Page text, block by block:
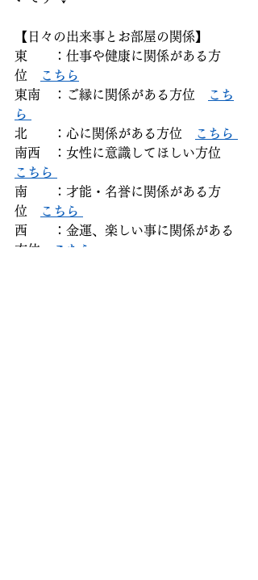
【日々の出来事とお部屋の関係】
東　　：仕事や健康に関係がある方
位
こちら
東南　：ご縁に関係がある方位
こち
ら
北　　：心に関係がある方位
こちら
南西　：女性に意識してほしい方位
こちら
南　　：才能・名誉に関係がある方
位
こちら
西　　：金運、楽しい事に関係がある
方位
こちら